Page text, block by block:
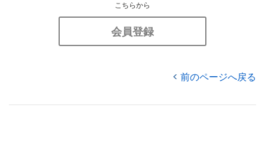
こちらから
会員登録
前のページへ戻る